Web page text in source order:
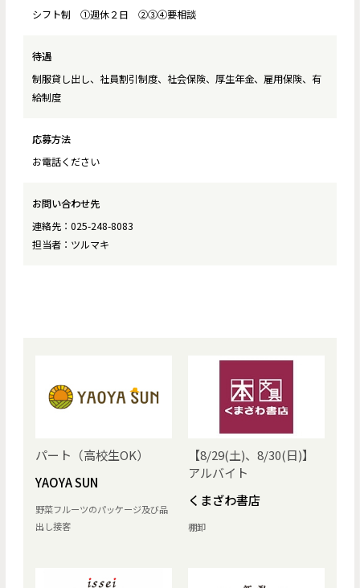
シフト制 ①週休２日 ②③④要相談
待遇
制服貸し出し、社員割引制度、社会保険、厚生年金、雇用保険、有
給制度
応募方法
お電話ください
お問い合わせ先
連絡先：025-248-8083
担当者：ツルマキ
パート（高校生OK）
YAOYA SUN
野菜フルーツのパッケージ及び品
出し接客
【8/29(土)、8/30(日)】
アルバイト
くまざわ書店
棚卸